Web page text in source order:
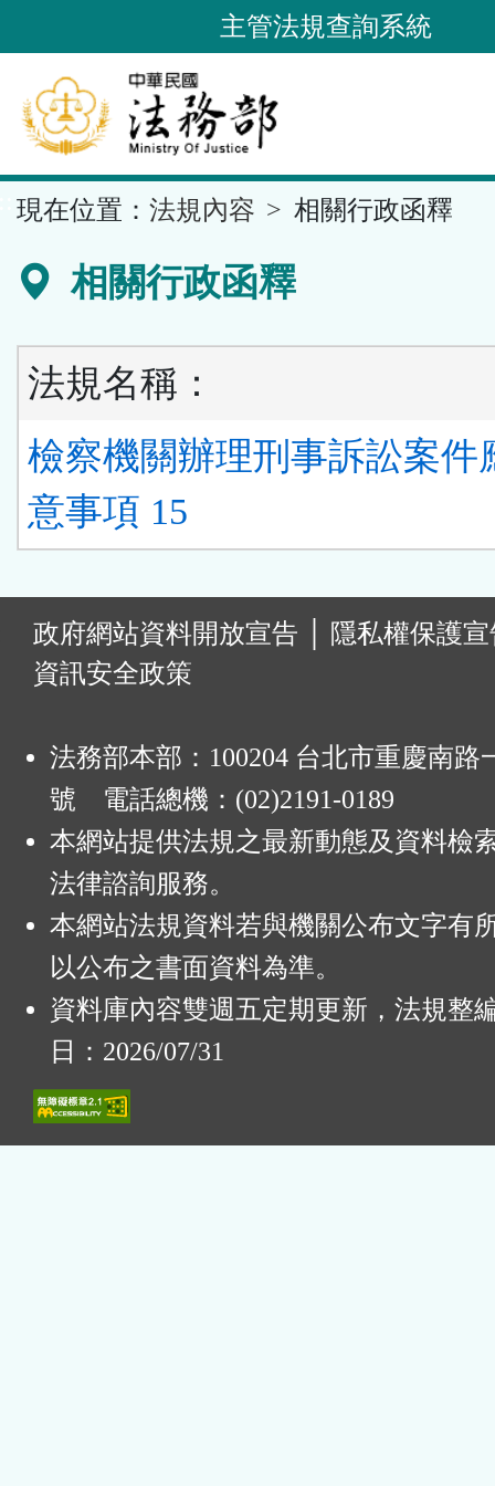
到
要
內
容
區
主管法規查詢系統
現在位置： 法規內容 相關行政函釋
相關行政函釋
法規名稱：
檢察機關辦理刑事訴訟案件
意事項 15
政府網站資料開放宣告
隱私權保護
資訊安全政策
法務部本部：100204 台北市重慶南路
號 電話總機：(02)2191-0189
本網站提供法規之最新動態及資料檢
法律諮詢服務。
本網站法規資料若與機關公布文字有
以公布之書面資料為準。
資料庫內容雙週五定期更新，法規整
日：2026/07/31